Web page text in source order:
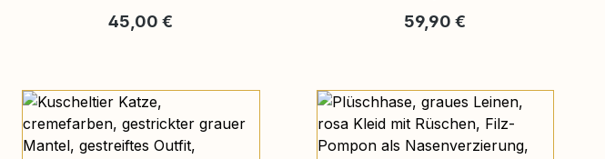
Regulärer Preis:
45,00 € Regulärer Preis:
59,90 €